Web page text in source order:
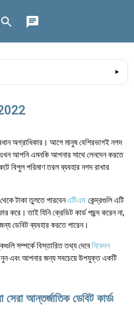
2022
অগ্রাধিকার। আগে মানুষ বেশিরভাগই নগদ
আপনি এমনকি আপনার সাথে লেনদেন করতে
বিপুল পরিমাণ তরল ব্যবহার নগদ রাখার
টাকা তুলতে পারবেনএটিএম কেন্দ্রগুলি এটি
করে। তাই যিনি ক্রেডিট কার্ড পছন্দ করেন না,
ডেবিট ব্যবহার করতে পারেন।
সম্পর্কে বিস্তারিত তথ্য দেবেনিবেদন
এবং আপনার জন্য সবচেয়ে উপযুক্ত একটি
আন্তর্জাতিক ডেবিট কার্ড৷